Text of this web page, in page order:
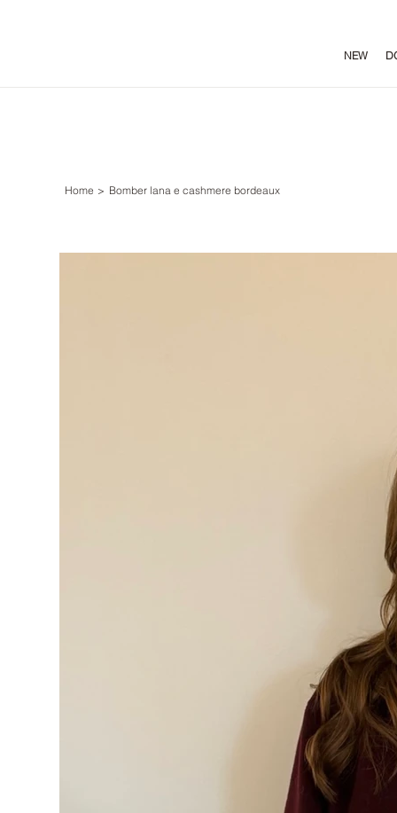
NEW
Home > Bomber lana e cashmere bordeaux